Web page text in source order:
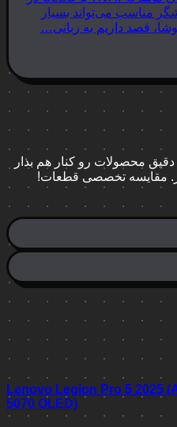
مناسب می‌تواند بسیار
قصد داریم به زبانی…
محصولات رو کنار هم بذار
مقایسه تخصصی قطعات!
Lenovo Legion Pro 5 2025
5070 OLED)